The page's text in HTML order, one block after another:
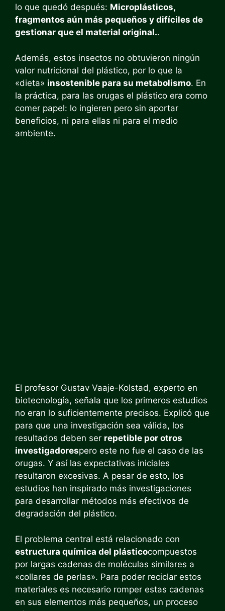
lo que quedó después: Microplásticos,
fragmentos aún más pequeños y difíciles de
gestionar que el material original..
Además, estos insectos no obtuvieron ningún
valor nutricional del plástico, por lo que la
«dieta» insostenible para su metabolismo. En
la práctica, para las orugas el plástico era como
comer papel: lo ingieren pero sin aportar
beneficios, ni para ellas ni para el medio
ambiente.
El profesor Gustav Vaaje-Kolstad, experto en
biotecnología, señala que los primeros estudios
no eran lo suficientemente precisos. Explicó que
para que una investigación sea válida, los
resultados deben ser repetible por otros
investigadorespero este no fue el caso de las
orugas. Y así las expectativas iniciales
resultaron excesivas. A pesar de esto, los
estudios han inspirado más investigaciones
para desarrollar métodos más efectivos de
degradación del plástico.
El problema central está relacionado con
estructura química del plásticocompuestos
por largas cadenas de moléculas similares a
«collares de perlas». Para poder reciclar estos
materiales es necesario romper estas cadenas
en sus elementos más pequeños, un proceso